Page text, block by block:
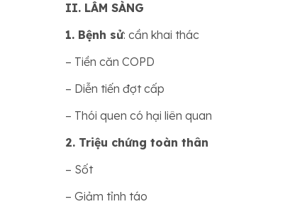
II. LÂM SÀNG
1. Bệnh sử: cần khai thác
– Tiền căn COPD
– Diễn tiến đợt cấp
– Thói quen có hại liên quan
2. Triệu chứng toàn thân
– Sốt
– Giảm tỉnh táo